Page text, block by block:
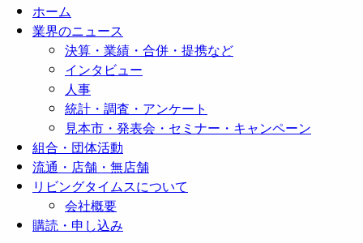
ホーム
業界のニュース
決算・業績・合併・提携など
インタビュー
人事
統計・調査・アンケート
見本市・発表会・セミナー・キャンペーン
組合・団体活動
流通・店舗・無店舗
リビングタイムスについて
会社概要
購読・申し込み